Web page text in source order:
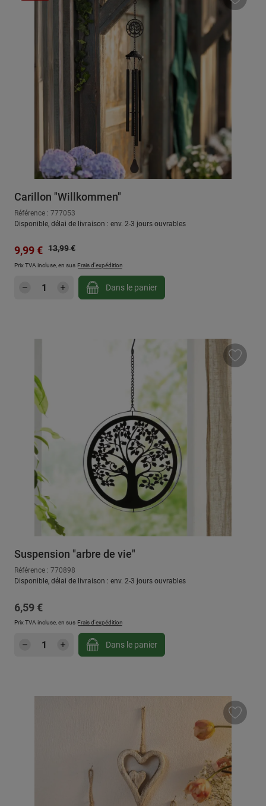
Carillon "Willkommen"
Référence : 777053
Disponible, délai de livraison : env. 2-3 jours ouvrables
Prix de vente :
9,99 € Prix régulier :
13,99 €
Prix TVA incluse, en sus Frais d'expédition
Quantité de produit : Entrez la quantité
Dans le panier
Suspension "arbre de vie"
Référence : 770898
Disponible, délai de livraison : env. 2-3 jours ouvrables
Prix régulier :
6,59 €
Prix TVA incluse, en sus Frais d'expédition
Quantité de produit : Entrez la quantité
Dans le panier